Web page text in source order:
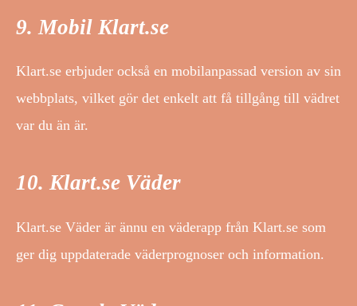
9. Mobil Klart.se
Klart.se erbjuder också en mobilanpassad version av sin
webbplats, vilket gör det enkelt att få tillgång till vädret
var du än är.
10. Klart.se Väder
Klart.se Väder är ännu en väderapp från Klart.se som
ger dig uppdaterade väderprognoser och information.